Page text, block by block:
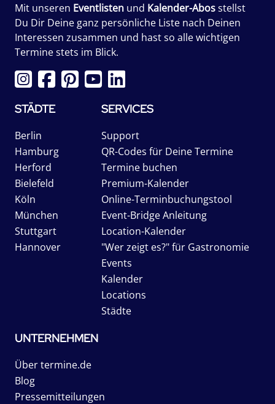
Mit unseren Eventlisten und Kalender-Abosstellst
Du Dir Deine ganz persönliche Liste nach Deinen
Interessen zusammen und hast so alle wichtigen
Termine stets im Blick.
STÄDTE
Berlin
Hamburg
Herford
Bielefeld
Köln
München
Stuttgart
Hannover
SERVICES
Support
QR-Codes für Deine Termine
Termine buchen
Premium-Kalender
Online-Terminbuchungstool
Event-Bridge Anleitung
Location-Kalender
"Wer zeigt es?" für Gastronomie
Events
Kalender
Locations
Städte
UNTERNEHMEN
Über termine.de
Blog
Pressemitteilungen